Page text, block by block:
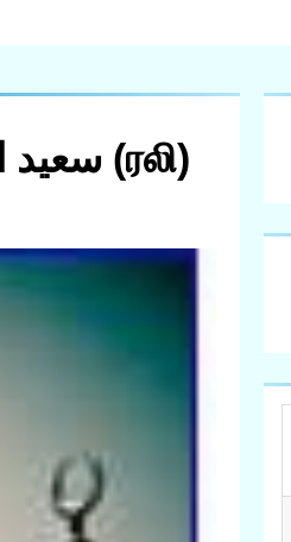
தோழர்கள் – 1 – ஸயீத் இப்னு ஆமிர் سعيد ابن عامر (ரலி)